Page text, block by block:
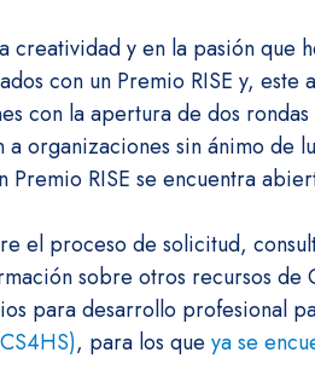
creatividad y en la pasión que
con un Premio RISE y,
con la apertura de dos
organizaciones sin ánimo de
Premio RISE se encuentra
el proceso de solicitud,
sobre otros recursos
para desarrollo profesional
, para los que ya se